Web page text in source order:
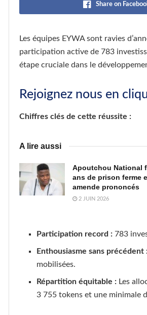
Share on
Les équipes EYWA sont ravies
participation active de 783
étape cruciale dans le
Rejoignez nous en
Chiffres clés de cette réussite :
A lire aussi
Apoutchou National
ans de prison ferme
amende prononcés
2 JUIN 2026
Participation record : 783
Enthousiasme sans précédent
mobilisées.
Répartition équitable : Les
3 755 tokens et une minimale